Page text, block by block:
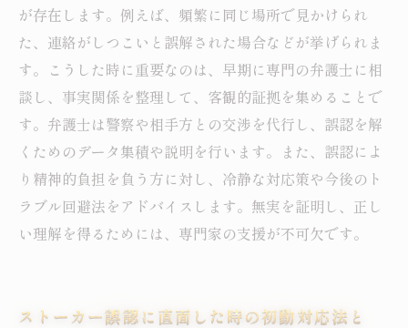
が存在します。例えば、頻繁に同じ場所で見かけられ
た、連絡がしつこいと誤解された場合などが挙げられま
す。こうした時に重要なのは、早期に専門の弁護士に相
談し、事実関係を整理して、客観的証拠を集めることで
す。弁護士は警察や相手方との交渉を代行し、誤認を解
くためのデータ集積や説明を行います。また、誤認によ
り精神的負担を負う方に対し、冷静な対応策や今後のト
ラブル回避法をアドバイスします。無実を証明し、正し
い理解を得るためには、専門家の支援が不可欠です。
ストーカー誤認に直面した時の初動対応法と